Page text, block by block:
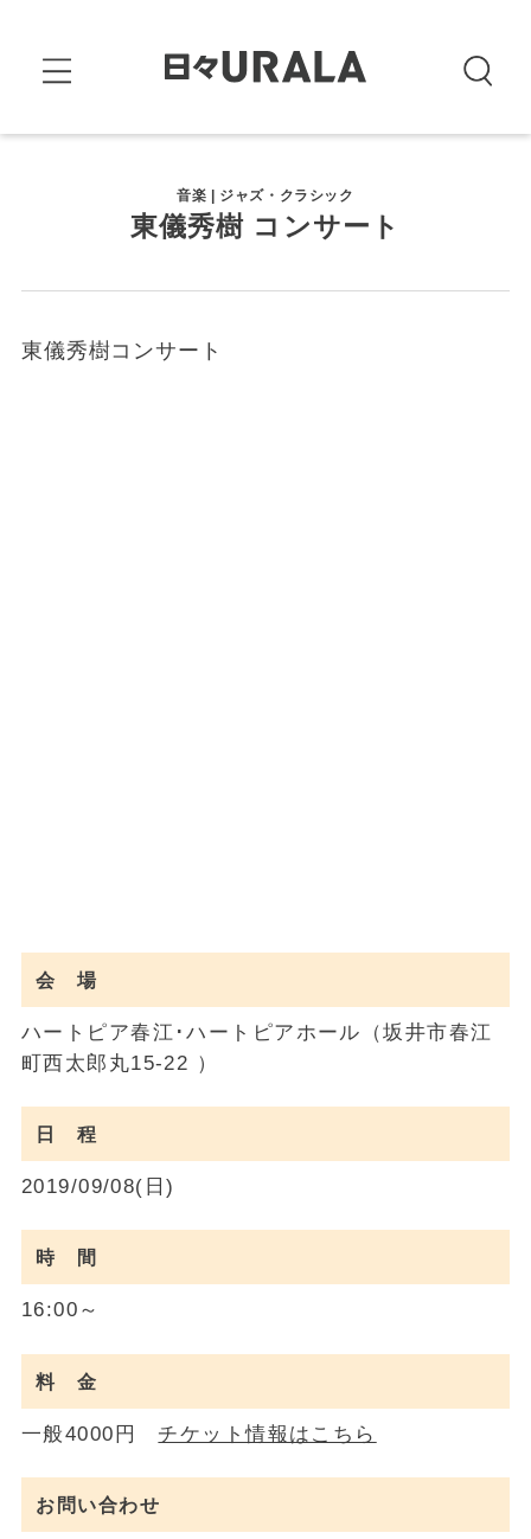
音楽 | ジャズ・クラシック
東儀秀樹 コンサート
東儀秀樹コンサート
会 場
ハートピア春江･ハートピアホール（坂井市春江
町西太郎丸15-22 ）
日 程
2019/09/08(日)
時 間
16:00～
料 金
一般4000円 チケット情報はこちら
お問い合わせ